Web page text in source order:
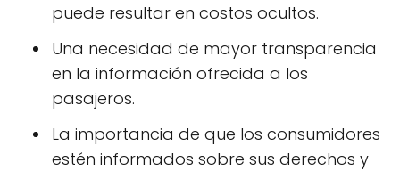
puede resultar en costos ocultos.
Una necesidad de mayor transparencia
en la información ofrecida a los
pasajeros.
La importancia de que los consumidores
estén informados sobre sus derechos y